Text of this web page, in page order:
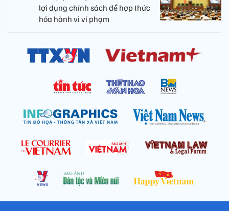
lợi dụng chính sách để hợp thức
hóa hành vi vi phạm